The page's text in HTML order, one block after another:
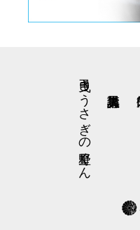
弓曳きうさぎの星野くん